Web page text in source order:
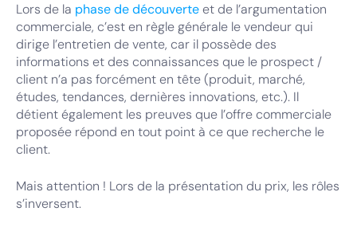
Lors de la phase de découverteet de l’argumentation
commerciale, c’est en règle générale le vendeur qui
dirige l’entretien de vente, car il possède des
informations et des connaissances que le prospect /
client n’a pas forcément en tête (produit, marché,
études, tendances, dernières innovations, etc.). Il
détient également les preuves que l’offre commerciale
proposée répond en tout point à ce que recherche le
client.
Mais attention ! Lors de la présentation du prix, les rôles
s’inversent.